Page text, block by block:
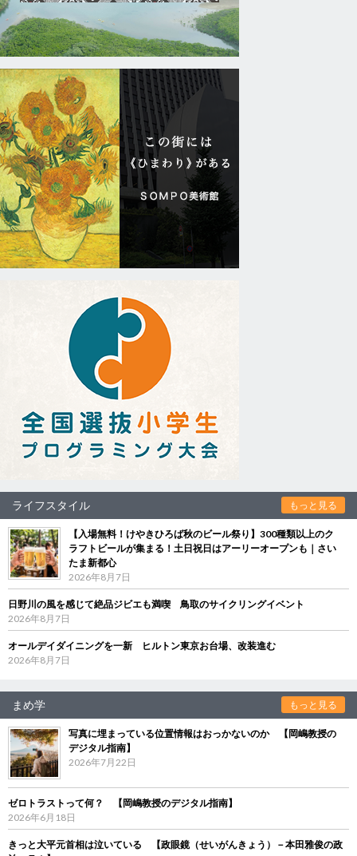
ライフスタイル もっと見る
【入場無料！けやきひろば秋のビール祭り】300種類以上のク
ラフトビールが集まる！土日祝日はアーリーオープンも｜さい
たま新都心
2026年8月7日
日野川の風を感じて絶品ジビエも満喫 鳥取のサイクリングイベント
2026年8月7日
オールデイダイニングを一新 ヒルトン東京お台場、改装進む
2026年8月7日
まめ学 もっと見る
写真に埋まっている位置情報はおっかないのか 【岡嶋教授の
デジタル指南】
2026年7月22日
ゼロトラストって何？ 【岡嶋教授のデジタル指南】
2026年6月18日
きっと大平元首相は泣いている 【政眼鏡（せいがんきょう）－本田雅俊の政